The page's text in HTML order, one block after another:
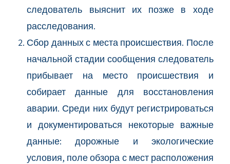
следователь выяснит их позже в ходе
расследования.
Сбор данных с места происшествия. После
начальной стадии сообщения следователь
прибывает на место происшествия и
собирает данные для восстановления
аварии. Среди них будут регистрироваться
и документироваться некоторые важные
данные: дорожные и экологические
условия, поле обзора с мест расположения